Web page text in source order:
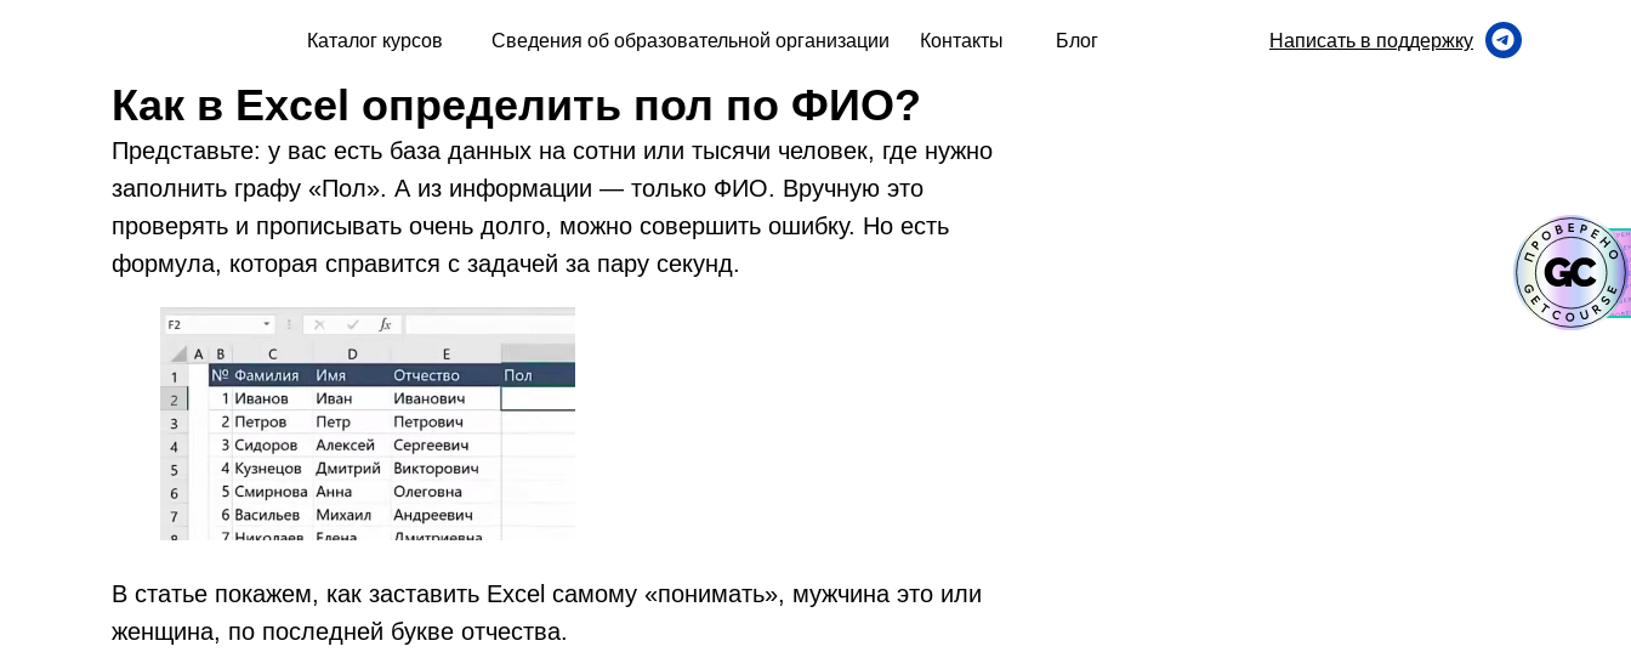
Контакты Блог
Каталог курсов Сведения об образовательной организации Написать в поддержку
Как в Excel определить пол по ФИО?
Представьте: у вас есть база данных на сотни или тысячи человек, где нужно
заполнить графу «Пол». А из информации — только ФИО. Вручную это
проверять и прописывать очень долго, можно совершить ошибку. Но есть
формула, которая справится с задачей за пару секунд.
В статье покажем, как заставить Excel самому «понимать», мужчина это или
женщина, по последней букве отчества.